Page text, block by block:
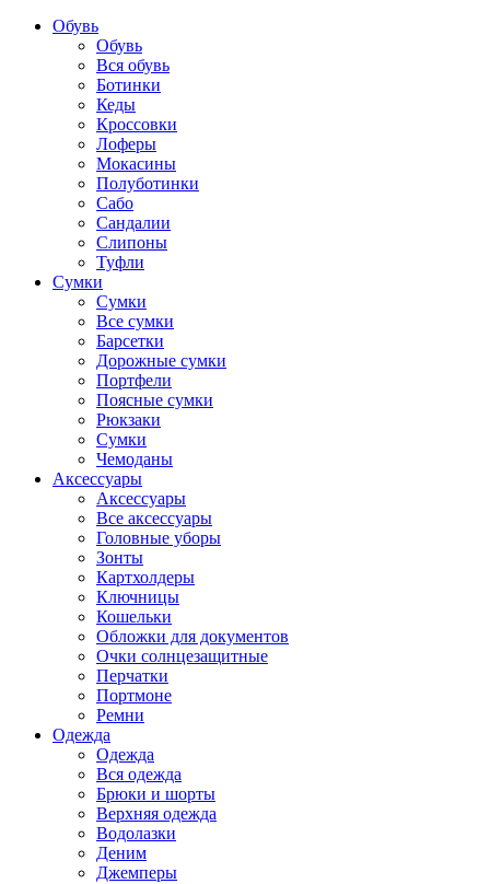
Обувь
Обувь
Вся обувь
Ботинки
Кеды
Кроссовки
Лоферы
Мокасины
Полуботинки
Сабо
Сандалии
Слипоны
Туфли
Сумки
Сумки
Все сумки
Барсетки
Дорожные сумки
Портфели
Поясные сумки
Рюкзаки
Сумки
Чемоданы
Аксессуары
Аксессуары
Все аксессуары
Головные уборы
Зонты
Картхолдеры
Ключницы
Кошельки
Обложки для документов
Очки солнцезащитные
Перчатки
Портмоне
Ремни
Одежда
Одежда
Вся одежда
Брюки и шорты
Верхняя одежда
Водолазки
Деним
Джемперы